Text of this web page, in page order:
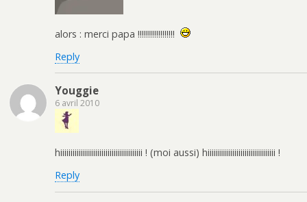
alors : merci papa !!!!!!!!!!!!!!!!!!
Reply
Youggie
6 avril 2010
hiiiiiiiiiiiiiiiiiiiiiiiiiiiiiiiiiiiiiiii ! (moi aussi) hiiiiiiiiiiiiiiiiiiiiiiiiiiiiiiiii !
Reply